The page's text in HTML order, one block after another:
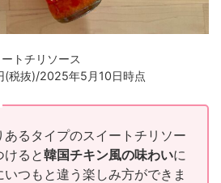
トチリソース
(税抜)/2025年5月10日時点
るタイプのスイートチリソー
けると韓国チキン風の味わいに
つもと違う楽しみ方ができま